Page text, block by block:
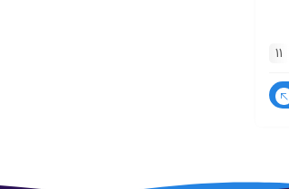
11